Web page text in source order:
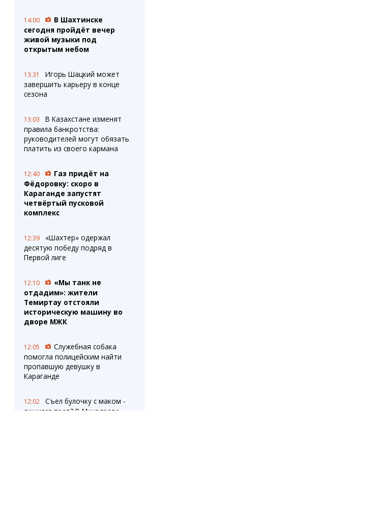
14:00
В Шахтинске
сегодня пройдёт вечер
живой музыки под
открытым небом
13:31
Игорь Шацкий может
завершить карьеру в конце
сезона
13:03
В Казахстане изменят
правила банкротства:
руководителей могут обязать
платить из своего кармана
12:40
Газ придёт на
Фёдоровку: скоро в
Караганде запустят
четвёртый пусковой
комплекс
12:39
«Шахтер» одержал
десятую победу подряд в
Первой лиге
12:10
«Мы танк не
отдадим»: жители
Темиртау отстояли
историческую машину во
дворе МЖК
12:05
Служебная собака
помогла полицейским найти
пропавшую девушку в
Караганде
12:02
Съел булочку с маком -
лишился прав? В Минздраве